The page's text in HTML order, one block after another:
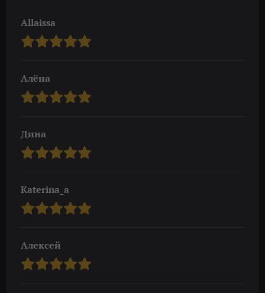
Allaissa
Алёна
Дина
Katerina_a
Алексей